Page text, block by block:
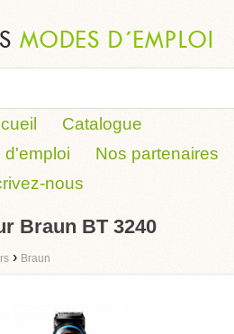
Catalogue
d'emploi
Nos partenaires
nous
Braun BT 3240
› Braun